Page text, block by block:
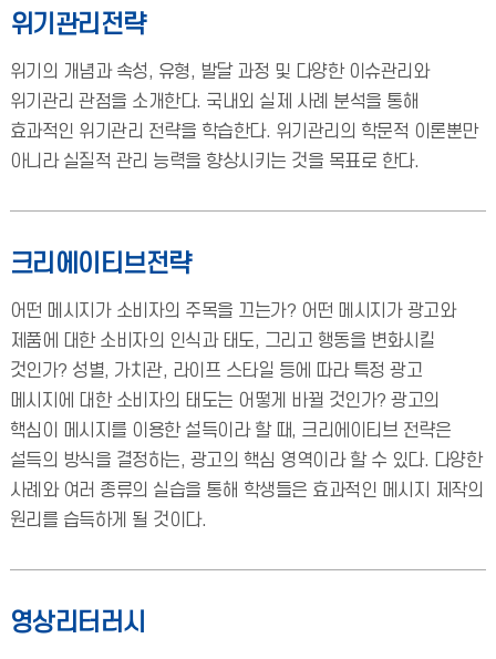
위기관리전략
위기의 개념과 속성, 유형, 발달 과정 및 다양한 이슈관리와
위기관리 관점을 소개한다. 국내외 실제 사례 분석을 통해
효과적인 위기관리 전략을 학습한다. 위기관리의 학문적 이론뿐만
아니라 실질적 관리 능력을 향상시키는 것을 목표로 한다.
크리에이티브전략
어떤 메시지가 소비자의 주목을 끄는가? 어떤 메시지가 광고와
제품에 대한 소비자의 인식과 태도, 그리고 행동을 변화시킬
것인가? 성별, 가치관, 라이프 스타일 등에 따라 특정 광고
메시지에 대한 소비자의 태도는 어떻게 바뀔 것인가? 광고의
핵심이 메시지를 이용한 설득이라 할 때, 크리에이티브 전략은
설득의 방식을 결정하는, 광고의 핵심 영역이라 할 수 있다. 다양한
사례와 여러 종류의 실습을 통해 학생들은 효과적인 메시지 제작의
원리를 습득하게 될 것이다.
영상리터러시